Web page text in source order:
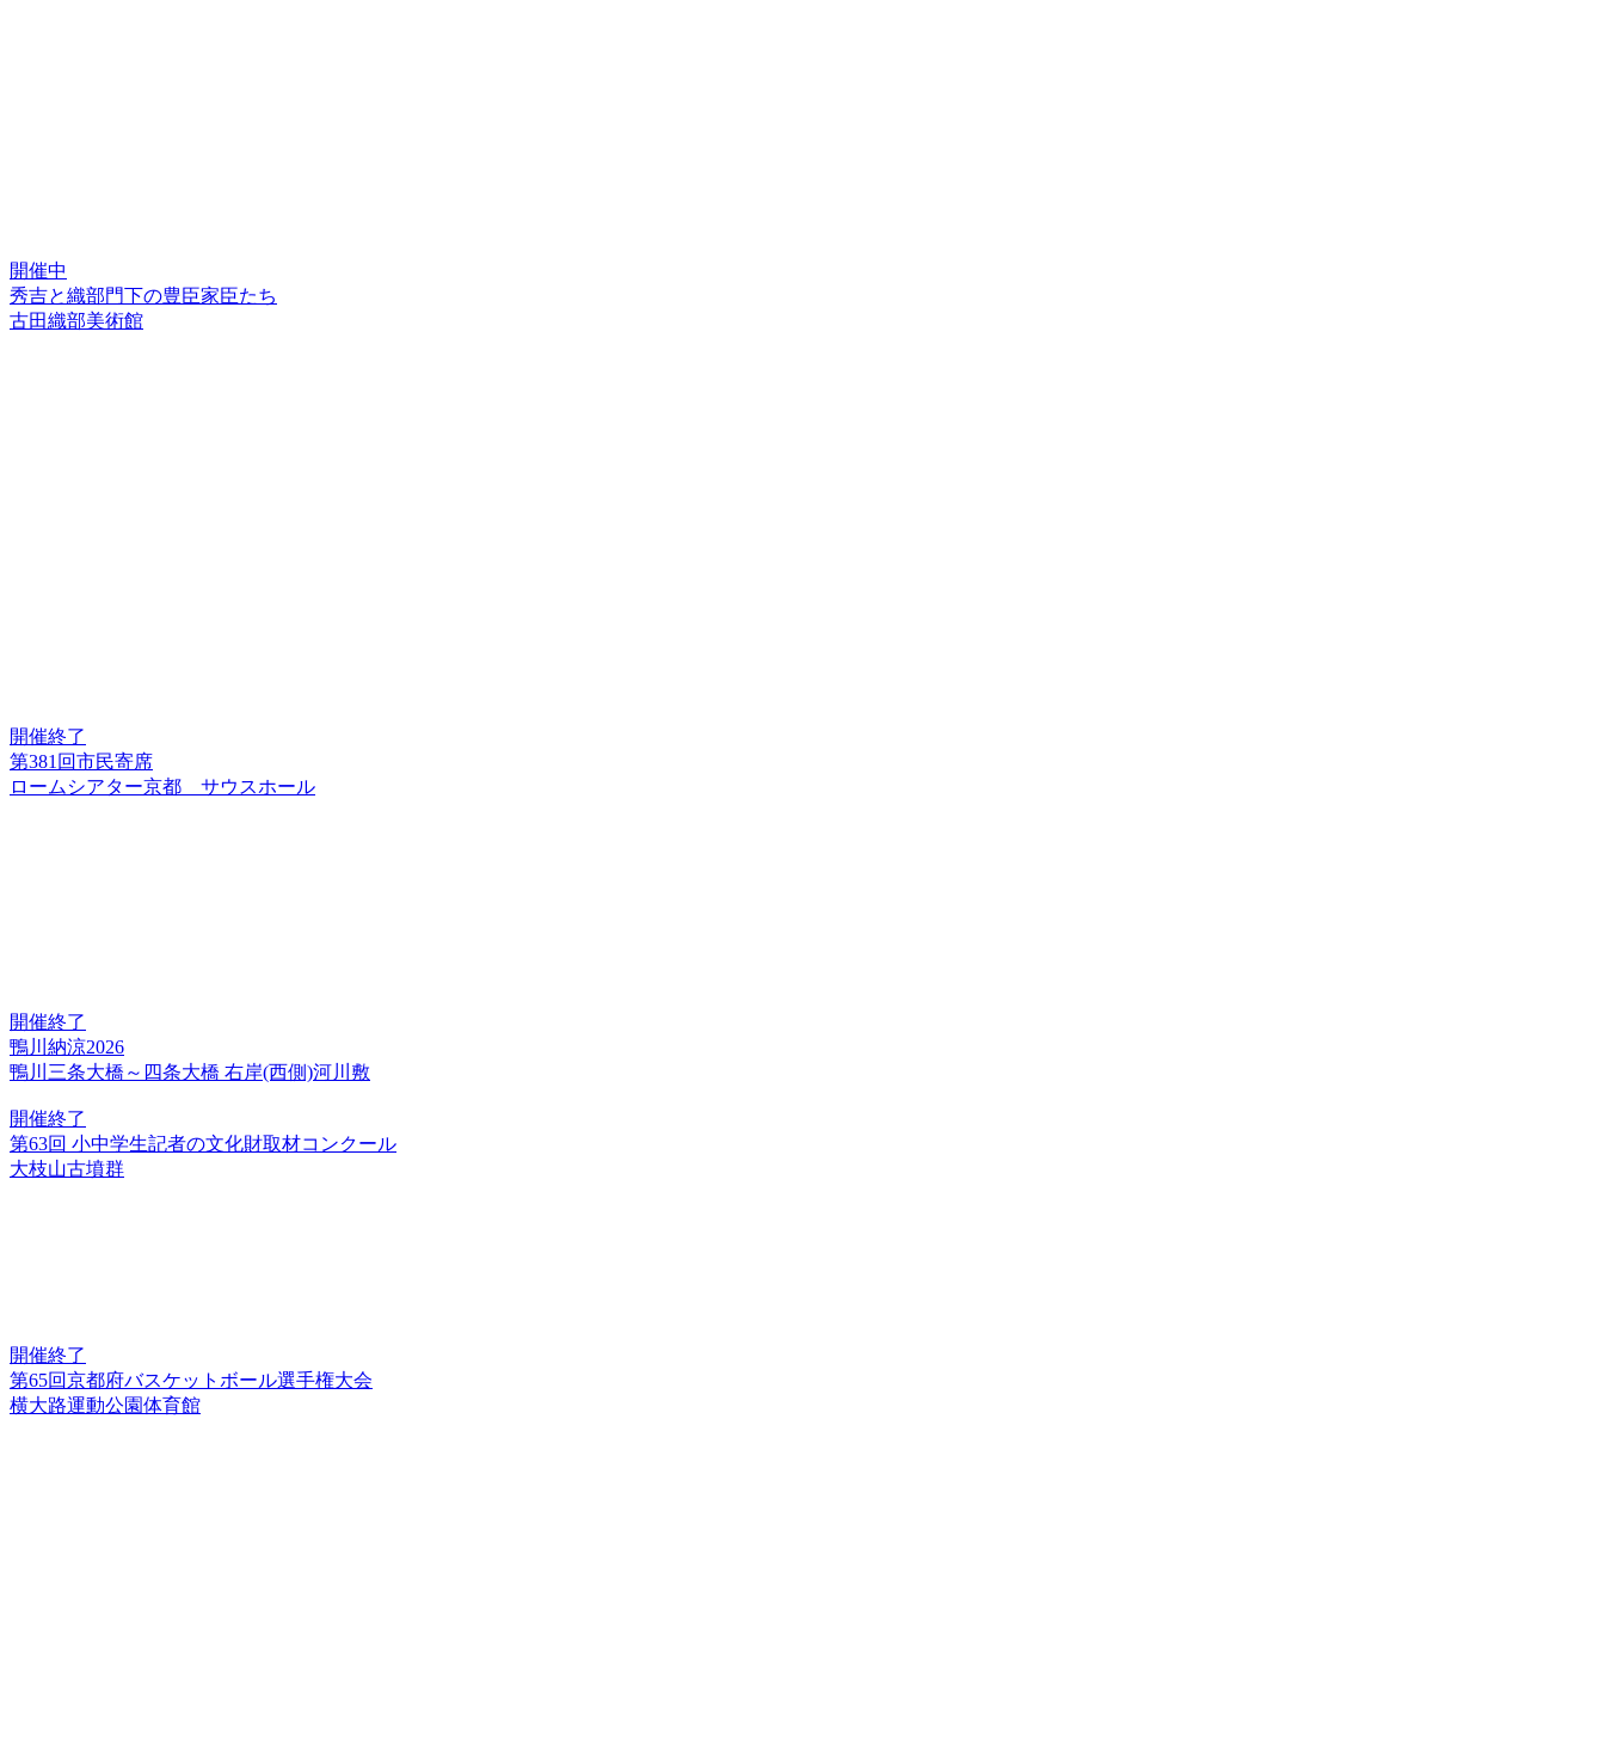
開催中
秀吉と織部門下の豊臣家臣たち
古田織部美術館
開催終了
第381回市民寄席
ロームシアター京都 サウスホール
開催終了
鴨川納涼2026
鴨川三条大橋～四条大橋 右岸(西側)河川敷
開催終了
第63回 小中学生記者の文化財取材コンクール
大枝山古墳群
開催終了
第65回京都府バスケットボール選手権大会
横大路運動公園体育館